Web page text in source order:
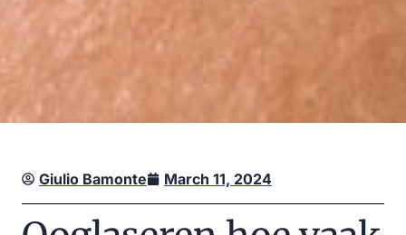
Giulio Bamonte March 11, 2024